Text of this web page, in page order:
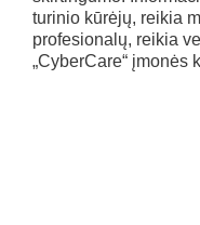
turinio kūrėjų, reikia
profesionalų, reikia
„CyberCare“ įmonės